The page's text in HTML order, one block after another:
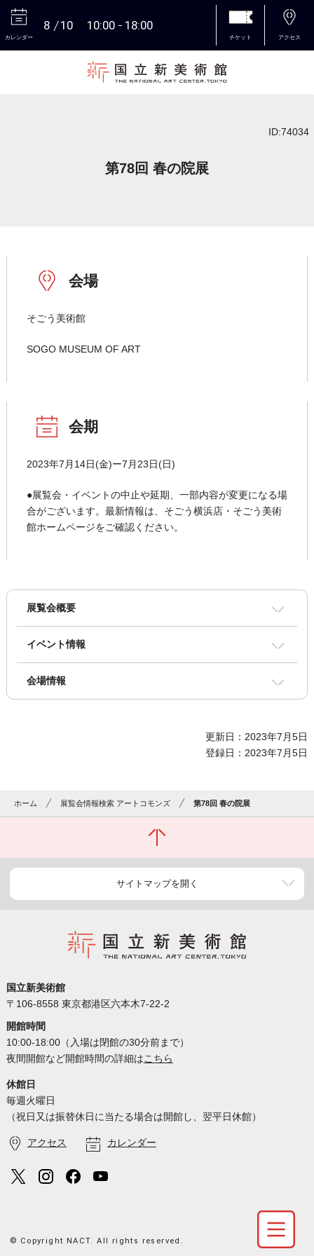
カレンダー
8 10 10:00 18:00
チケット アクセス
ID:74034
第78回 春の院展
会場
そごう美術館
SOGO MUSEUM OF ART
会期
2023年7月14日(金)ー7月23日(日)
●展覧会・イベントの中止や延期、一部内容が変更になる場
合がございます。最新情報は、そごう横浜店・そごう美術
館ホームページをご確認ください。
展覧会概要
イベント情報
会場情報
更新日：2023年7月5日
登録日：2023年7月5日
ホーム 展覧会情報検索 アートコモンズ 第78回 春の院展
サイトマップを開く
国立新美術館
〒106-8558 東京都港区六本木7-22-2
開館時間
10:00-18:00（入場は閉館の30分前まで）
夜間開館など開館時間の詳細はこちら
休館日
毎週火曜日
（祝日又は振替休日に当たる場合は開館し、翌平日休館）
アクセス カレンダー
© Copyright NACT. All rights reserved.